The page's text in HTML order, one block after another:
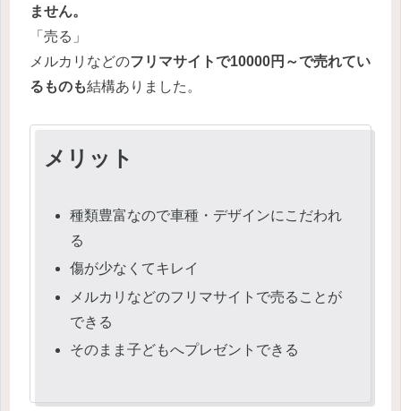
ません。
「売る」
メルカリなどのフリマサイトで10000円～で売れてい
るものも結構ありました。
メリット
種類豊富なので車種・デザインにこだわれ
る
傷が少なくてキレイ
メルカリなどのフリマサイトで売ることが
できる
そのまま子どもへプレゼントできる